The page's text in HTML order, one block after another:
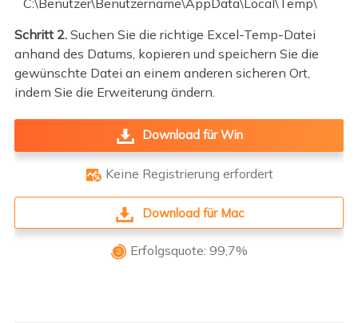
Schritt 2.Suchen Sie die richtige Excel-Temp-Datei
anhand des Datums, kopieren und speichern Sie die
gewünschte Datei an einem anderen sicheren Ort,
indem Sie die Erweiterung ändern.
Download für Win
 Keine Registrierung erfordert
Download für Mac
 Erfolgsquote: 99,7%